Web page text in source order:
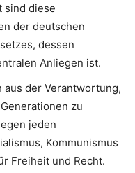
sind diese
der deutschen
dessen
Anliegen ist.
aus der Verantwortung,
zu
jeden
Kommunismus
Freiheit und Recht.